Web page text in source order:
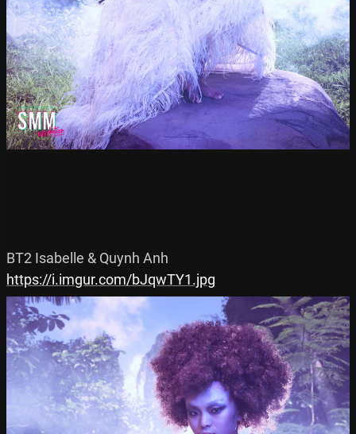
https://i.imgur.com/bJqwTY1.jpg